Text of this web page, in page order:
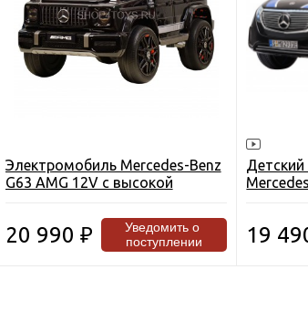
Электромобиль Mercedes-Benz
G63 AMG 12V с высокой
20 990 ₽
Уведомить о
поступлении
19